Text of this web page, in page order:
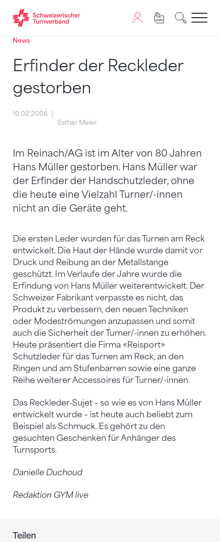
Zum Inhalt springen
Zur Sitemap navigieren
Zum Navigieren dieser Seite wird JavaScript benötigt.
News
Erfinder der Reckleder
gestorben
10.02.2006
Esther Meier
Im Reinach/AG ist im Alter von 80 Jahren
Hans Müller gestorben. Hans Müller war
der Erfinder der Handschutzleder, ohne
die heute eine Vielzahl Turner/-innen
nicht an die Geräte geht.
Die ersten Leder wurden für das Turnen am Reck
entwickelt. Die Haut der Hände wurde damit vor
Druck und Reibung an der Metallstange
geschützt. Im Verlaufe der Jahre wurde die
Erfindung von Hans Müller weiterentwickelt. Der
Schweizer Fabrikant verpasste es nicht, das
Produkt zu verbessern, den neuen Techniken
oder Modeströmungen anzupassen und somit
auch die Sicherheit der Turner/-innen zu erhöhen.
Heute präsentiert die Firma «Reisport»
Schutzleder für das Turnen am Reck, an den
Ringen und am Stufenbarren sowie eine ganze
Reihe weiterer Accessoires für Turner/-innen.
Das Reckleder-Sujet – so wie es von Hans Müller
entwickelt wurde – ist heute auch beliebt zum
Beispiel als Schmuck. Es gehört zu den
gesuchten Geschenken für Anhänger des
Turnsports.
Danielle Duchoud
Redaktion GYM live
Teilen